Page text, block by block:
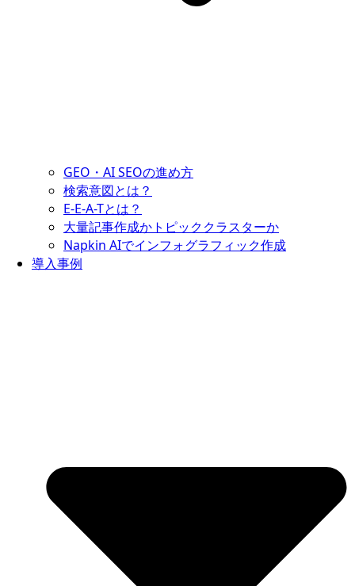
GEO・AI SEOの進め方
検索意図とは？
E-E-A-Tとは？
大量記事作成かトピッククラスターか
Napkin AIでインフォグラフィック作成
導入事例